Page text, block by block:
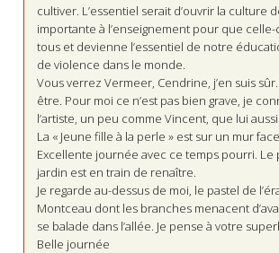
cultiver. L’essentiel serait d’ouvrir la culture
importante à l’enseignement pour que
tous et devienne l’essentiel de notre
de violence dans le monde.
Vous verrez Vermeer, Cendrine, j’en suis
être. Pour moi ce n’est pas bien grave, je
l’artiste, un peu comme Vincent, que lui
La « Jeune fille à la perle » est sur un mur
Excellente journée avec ce temps pourri. Le
jardin est en train de renaître.
Je regarde au-dessus de moi, le pastel de
Montceau dont les branches menacent
se balade dans l’allée. Je pense à votre
Belle journée